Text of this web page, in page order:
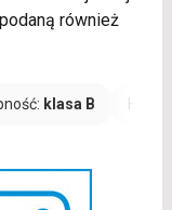
również
klasa B